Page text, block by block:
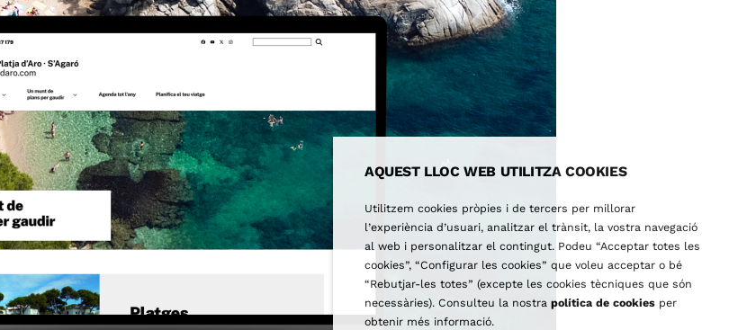
AQUEST LLOC WEB UTILITZA COOKIES
Utilitzem cookies pròpies i de tercers per millorar
l’experiència d’usuari, analitzar el trànsit, la vostra navegació
al web i personalitzar el contingut. Podeu “Acceptar totes les
cookies”, “Configurar les cookies” que voleu acceptar o bé
“Rebutjar-les totes” (excepte les cookies tècniques que són
necessàries). Consulteu la nostra política de cookies per
obtenir més informació.